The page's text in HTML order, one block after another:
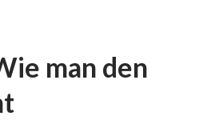
man den